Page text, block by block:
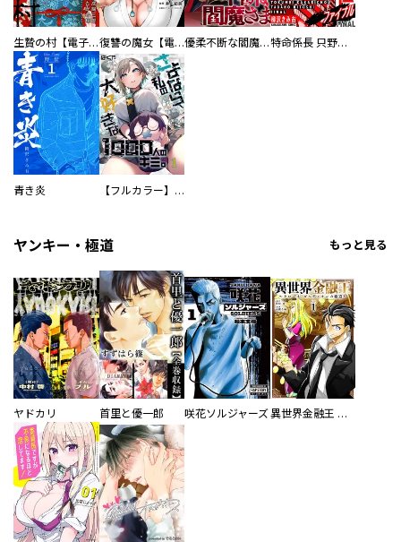
生贄の村【電子単行本版】 復讐の魔女【電子単行本版】 優柔不断な閻魔さま 特命係長 只野仁ファイナル 愛蔵版
青き炎 【フルカラー】さよなら、私の大好きな１０００人のキミ。
ヤンキー・極道 もっと見る
ヤドカリ 首里と優一郎 咲花ソルジャーズ 異世界金融王 ～クローネ・ゴルディオンの覇道～